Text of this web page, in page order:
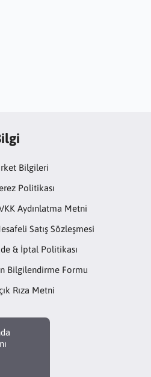
Bilgileri
Politikası
Aydınlatma Metni
Satış Sözleşmesi
& İptal Politikası
Bilgilendirme Formu
Rıza Metni